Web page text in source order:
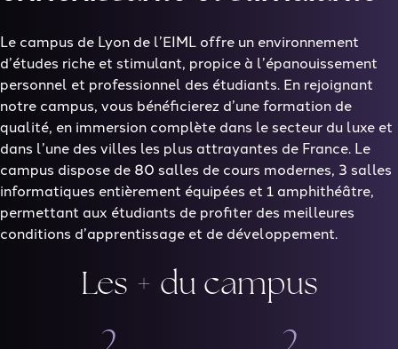
Le campus de Lyon de l’EIML offre un environnement
d’études riche et stimulant, propice à l’épanouissement
personnel et professionnel des étudiants. En rejoignant
notre campus, vous bénéficierez d’une formation de
qualité, en immersion complète dans le secteur du luxe et
dans l’une des villes les plus attrayantes de France. Le
campus dispose de 80 salles de cours modernes, 3 salles
informatiques entièrement équipées et 1 amphithéâtre,
permettant aux étudiants de profiter des meilleures
conditions d’apprentissage et de développement.
Les + du campus